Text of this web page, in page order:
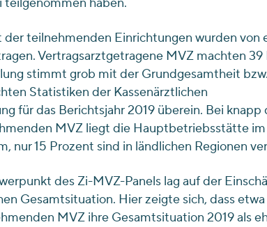
der teilnehmenden Einrichtungen wurden von
Vertragsarztgetragene MVZ machten
stimmt grob mit der Grundgesamtheit
Statistiken der Kassenärztlichen
für das Berichtsjahr 2019 überein. Bei knapp
MVZ liegt die Hauptbetriebsstätte im
nur 15 Prozent sind in ländlichen Regionen
des Zi-MVZ-Panels lag auf der
Gesamtsituation. Hier zeigte sich, dass
MVZ ihre Gesamtsituation 2019 als